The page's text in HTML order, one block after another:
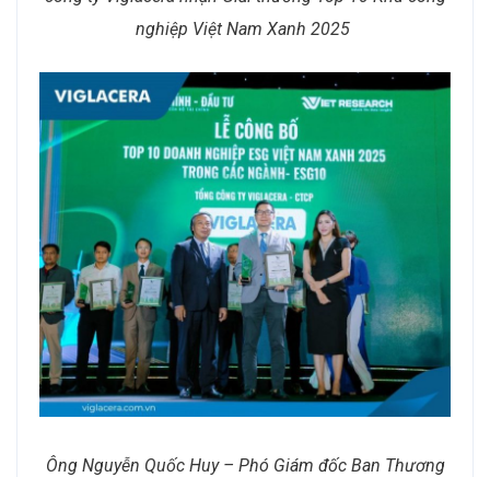
nghiệp Việt Nam Xanh 2025
Ông Nguyễn Quốc Huy – Phó Giám đốc Ban Thương